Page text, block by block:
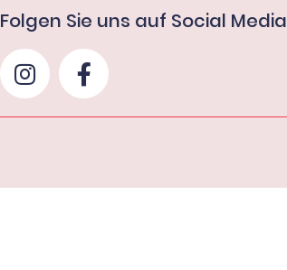
Folgen Sie uns auf Social Media